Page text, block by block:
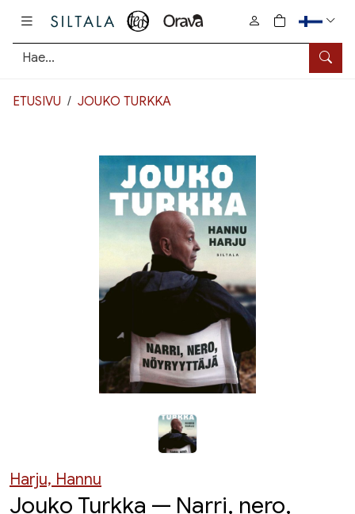
Hae
0
tuotetta
ETUSIVU JOUKO TURKKA
Harju, Hannu
Jouko Turkka — Narri, nero,